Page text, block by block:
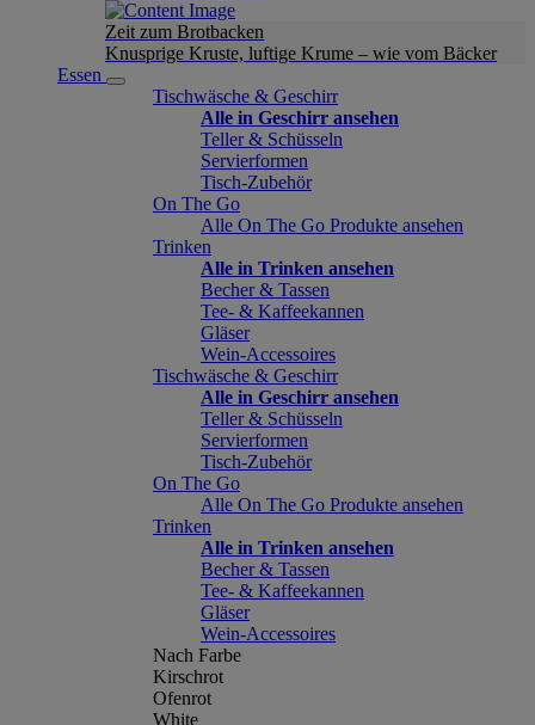
Zeit zum Brotbacken
Knusprige Kruste, luftige Krume – wie vom Bäcker
Essen
Tischwäsche & Geschirr
Alle in Geschirr ansehen
Teller & Schüsseln
Servierformen
Tisch-Zubehör
On The Go
Alle On The Go Produkte ansehen
Trinken
Alle in Trinken ansehen
Becher & Tassen
Tee- & Kaffeekannen
Gläser
Wein-Accessoires
Tischwäsche & Geschirr
Alle in Geschirr ansehen
Teller & Schüsseln
Servierformen
Tisch-Zubehör
On The Go
Alle On The Go Produkte ansehen
Trinken
Alle in Trinken ansehen
Becher & Tassen
Tee- & Kaffeekannen
Gläser
Wein-Accessoires
Nach Farbe
Kirschrot
Ofenrot
White